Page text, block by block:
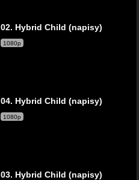
02. Hybrid Child (napisy)
1080p
04. Hybrid Child (napisy)
1080p
03. Hybrid Child (napisy)